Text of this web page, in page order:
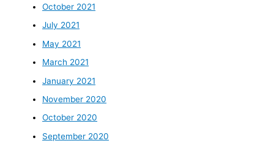
October 2021
July 2021
May 2021
March 2021
January 2021
November 2020
October 2020
September 2020